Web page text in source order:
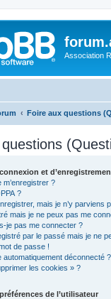
Association
Foire aux questions
et
m’enregistrer ?
?
mais je n’y parviens
mais je ne peux pas me
je pas me connecter ?
par le passé mais je ne
de passe !
automatiquement déconnecté ?
les cookies » ?
de l’utilisateur